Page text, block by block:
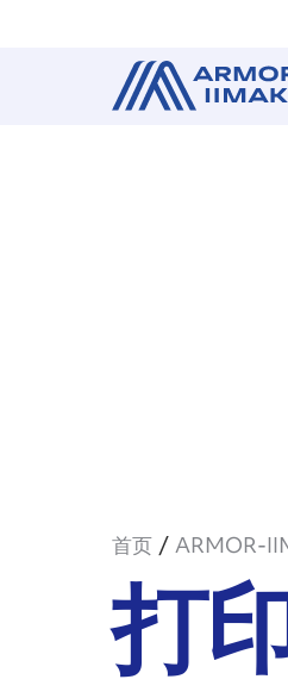
首页 ARMOR-
打